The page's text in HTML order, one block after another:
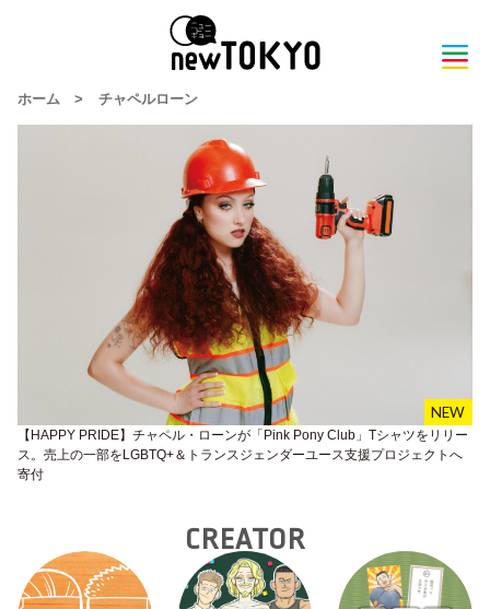
ホーム > チャペルローン
【HAPPY PRIDE】チャペル・ローンが「Pink Pony Club」Tシャツをリリー
ス。売上の一部をLGBTQ+＆トランスジェンダーユース支援プロジェクトへ
寄付
CREATOR